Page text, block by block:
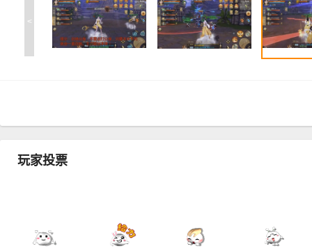
<
玩家投票